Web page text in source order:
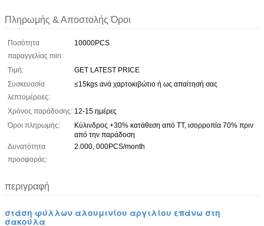
Πληρωμής & Αποστολής Όροι
Ποσότητα
παραγγελίας min:
10000PCS
Τιμή:
GET LATEST PRICE
Συσκευασία
λεπτομέρειες:
≤15kgs ανά χαρτοκιβώτιο ή ως απαίτησή σας
Χρόνος παράδοσης: 12-15 ημέρες
Όροι πληρωμής:
Κύλινδρος +30% κατάθεση από TT, ισορροπία 70% πριν
από την παράδοση
Δυνατότητα
προσφοράς:
2.000, 000PCS/month
περιγραφή
στάση φύλλων αλουμινίου αργιλίου επάνω στη
σακούλα